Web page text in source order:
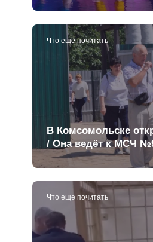
Что еще почитать
В Комсомольске
/ Она ведёт к МСЧ
Что еще почитать